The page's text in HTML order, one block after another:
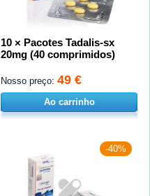
10 × Pacotes Tadalis-sx
20mg (40 comprimidos)
Nosso preço: 49 €
Ao carrinho
-40%